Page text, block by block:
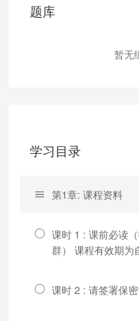
题库
暂无
学习目录
第1章: 课程资料
课时 1 : 课前必读
群） 课程有效期为
课时 2 : 请签署保